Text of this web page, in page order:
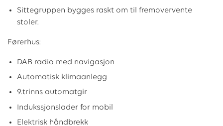
Sittegruppen bygges raskt om til fremovervente
stoler.
Førerhus:
DAB radio med navigasjon
Automatisk klimaanlegg
9.trinns automatgir
Indukssjonslader for mobil
Elektrisk håndbrekk